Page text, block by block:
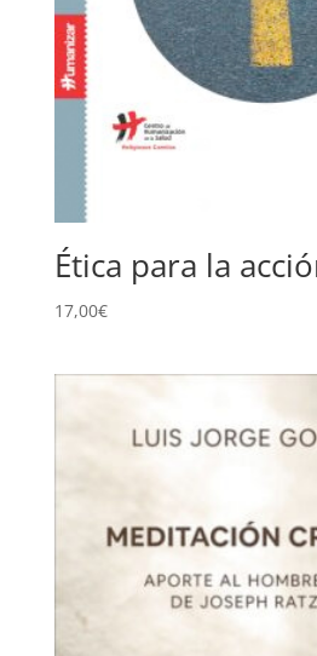
Ética para la
17,00€